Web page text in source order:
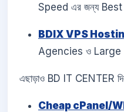
Speed এর জন্য
BDIX VPS
Agencies ও Large
এছাড়াও BD IT CENTER
Cheap cPanel/